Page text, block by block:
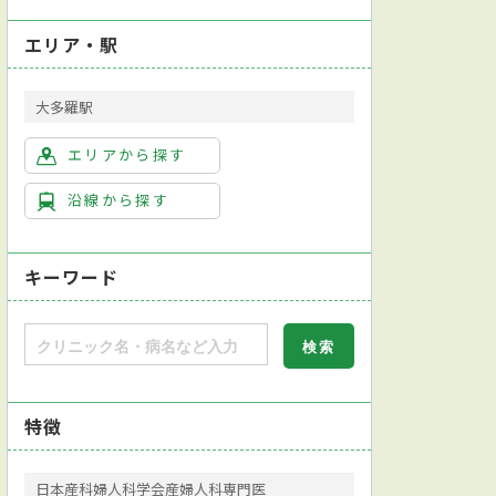
エリア・駅
大多羅駅
エリアから探す
沿線から探す
キーワード
特徴
日本産科婦人科学会産婦人科専門医